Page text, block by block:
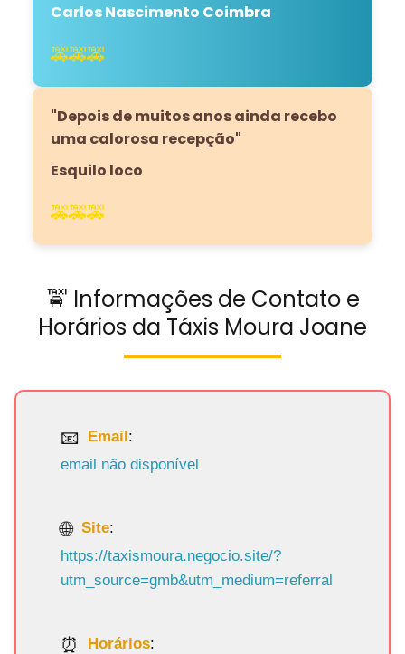
Carlos Nascimento Coimbra
🚕🚕🚕
"Depois de muitos anos ainda recebo
uma calorosa recepção"
Esquilo loco
🚕🚕🚕
🚖 Informações de Contato e
Horários da Táxis Moura Joane
Email:
email não disponível
Site:
https://taxismoura.negocio.site/?
utm_source=gmb&utm_medium=referral
Horários: